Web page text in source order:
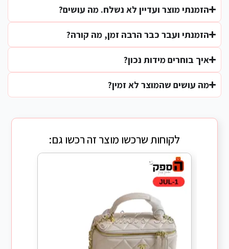
הזמנתי מוצר ועדיין לא נשלח. מה עושים?
הזמנתי ועבר כבר הרבה זמן, מה קורה?
איך בוחרים מידות נכון?
מה עושים שהמוצר לא זמין?
לקוחות שרכשו מוצר זה רכשו גם: